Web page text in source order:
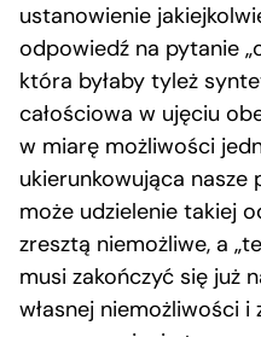
ustanowienie
odpowiedź na pytanie
która byłaby tyleż
całościowa w ujęciu
w miarę możliwości
ukierunkowująca
może udzielenie takiej
zresztą niemożliwe, a
musi zakończyć się już
własnej niemożliwości